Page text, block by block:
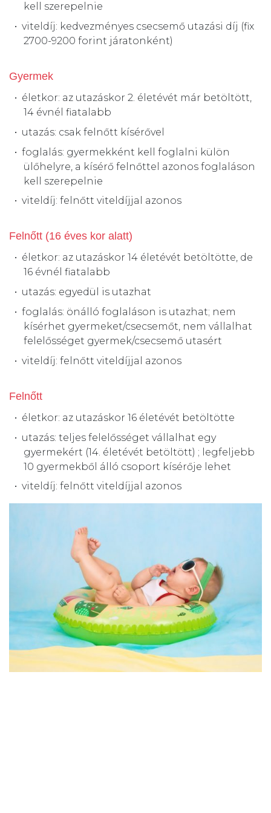
kell szerepelnie
viteldíj: kedvezményes csecsemő utazási díj (fix
2700-9200 forint járatonként)
Gyermek
életkor: az utazáskor 2. életévét már betöltött,
14 évnél fiatalabb
utazás: csak felnőtt kísérővel
foglalás: gyermekként kell foglalni külön
ülőhelyre, a kísérő felnőttel azonos foglaláson
kell szerepelnie
viteldíj: felnőtt viteldíjjal azonos
Felnőtt (16 éves kor alatt)
életkor: az utazáskor 14 életévét betöltötte, de
16 évnél fiatalabb
utazás: egyedül is utazhat
foglalás: önálló foglaláson is utazhat; nem
kísérhet gyermeket/csecsemőt, nem vállalhat
felelősséget gyermek/csecsemő utasért
viteldíj: felnőtt viteldíjjal azonos
Felnőtt
életkor: az utazáskor 16 életévét betöltötte
utazás: teljes felelősséget vállalhat egy
gyermekért (14. életévét betöltött) ; legfeljebb
10 gyermekből álló csoport kísérője lehet
viteldíj: felnőtt viteldíjjal azonos